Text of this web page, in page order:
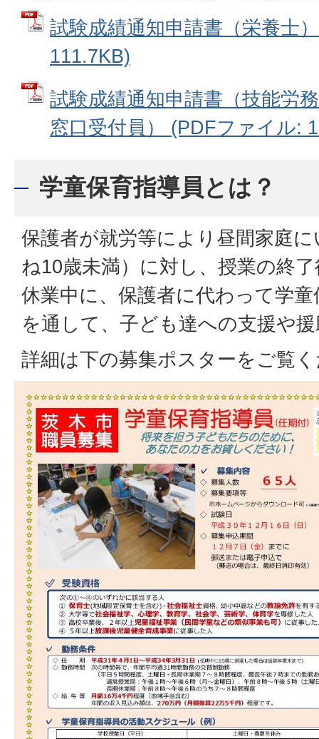
試験成績通知申請書（栄養士
111.7KB)
試験成績通知申請書（技能労
窓口受付員） (PDFファイル:
学童保育指導員とは？
保護者が就労等により昼間家庭
ね10歳未満）に対し、授業の終
休業中に、保護者に代わって学
を通して、子ども達への支援や
詳細は下の募集ポスターをご覧